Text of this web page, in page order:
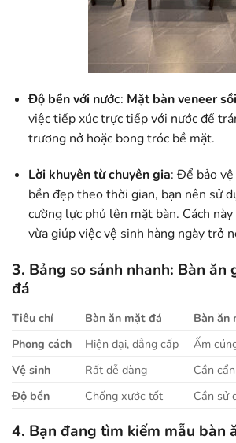
Độ bền với nước: Mặt bàn veneer sồi
việc tiếp xúc trực tiếp với nước để
trương nở hoặc bong tróc bề mặt.
Lời khuyên từ chuyên gia: Để bảo vệ
bền đẹp theo thời gian, bạn nên sử
cường lực phủ lên mặt bàn. Cách
vừa giúp việc vệ sinh hàng ngày trở
3. Bảng so sánh nhanh: Bàn ăn
đá
Tiêu chí Bàn ăn mặt đá
Bàn ăn
Phong cách
Hiện đại, đẳng cấp
Ấm
Vệ sinh
Rất dễ dàng
Cần
Độ bền
Chống xước tốt Cần sử
4. Bạn đang tìm kiếm mẫu bàn